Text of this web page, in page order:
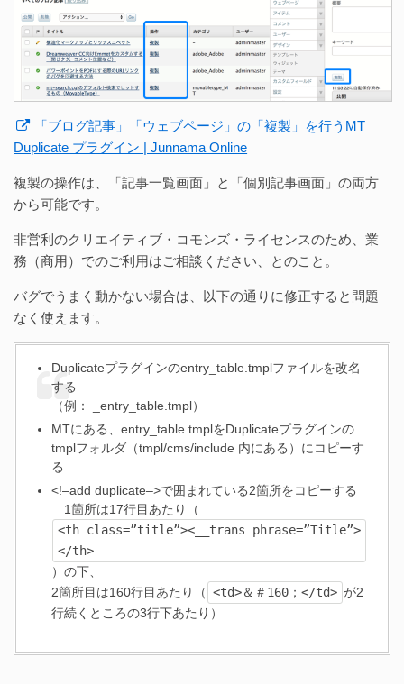
「ブログ記事」「ウェブページ」の「複製」を行うMT
Duplicate プラグイン | Junnama Online
複製の操作は、「記事一覧画面」と「個別記事画面」の両方
から可能です。
非営利のクリエイティブ・コモンズ・ライセンスのため、業
務（商用）でのご利用はご相談ください、とのこと。
バグでうまく動かない場合は、以下の通りに修正すると問題
なく使えます。
Duplicateプラグインのentry_table.tmplファイルを改名
する
（例： _entry_table.tmpl）
MTにある、entry_table.tmplをDuplicateプラグインの
tmplフォルダ（tmpl/cms/include 内にある）にコピーす
る
<!–add duplicate–>で囲まれている2箇所をコピーする
1箇所は17行目あたり（
<th class=”title”><__trans phrase=”Title”>
</th>
）の下、
2箇所目は160行目あたり（
<td>＆＃160；</td> が2
行続くところの3行下あたり）